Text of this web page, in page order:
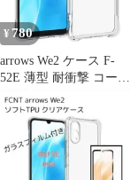
¥ 780
arrows We2 ケース F-
52E 薄型 耐衝撃 コーナ
ーガード ソフト ケース